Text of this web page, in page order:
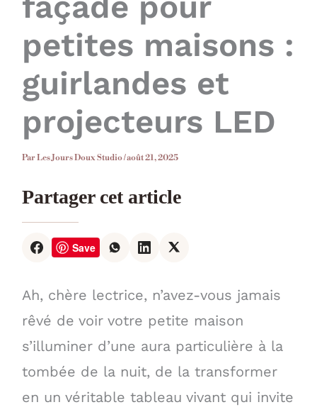
petites maisons :
guirlandes et
projecteurs LED
ParLes Jours Doux Studio/août 21, 2025
Partager cet article
Save
Ah, chère lectrice, n’avez-vous jamais
rêvé de voir votre petite maison
s’illuminer d’une aura particulière à la
tombée de la nuit, de la transformer
en un véritable tableau vivant qui invite